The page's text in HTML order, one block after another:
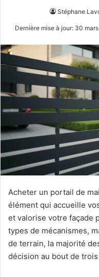
Stéphane
Dernière mise à jour: 30
Acheter un portail de
élément qui accueille
et valorise votre façade
types de mécanismes,
de terrain, la majorité
décision au bout de trois